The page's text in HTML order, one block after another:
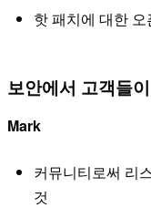
핫 패치에 대한
보안에서 고객들
Mark
커뮤니티로써 리
것